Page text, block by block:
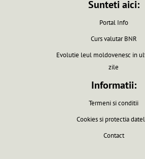
Sunteti aici:
Portal Info
Curs valutar BNR
Evolutie leul moldovenesc in
zile
Informatii:
Termeni si conditii
Cookies si protectia
Contact